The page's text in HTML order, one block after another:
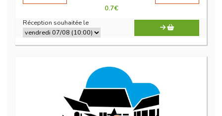
0.7€
Réception souhaitée le